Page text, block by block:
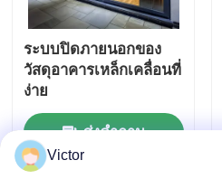
ระบบปิดภายนอกของ
วัสดุอาคารเหล็กเคลื่อนที่
ง่าย
ส่งคำถาม
Victor